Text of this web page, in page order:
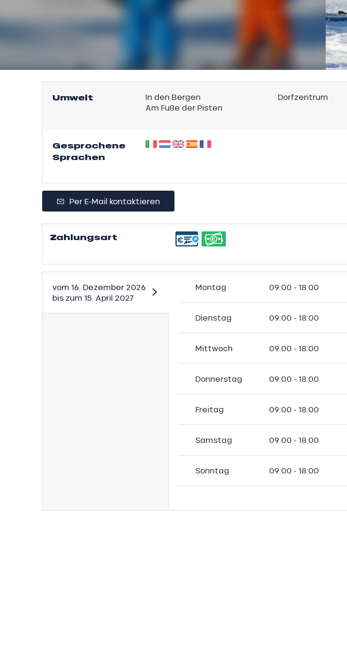
Glisse
Umwelt In den Bergen
Dorfzentrum
Am Fuße der Pisten
Gesprochene
Sprachen
Per E-Mail kontaktieren
Zahlungsart
vom 16. Dezember 2026
bis zum 15. April 2027
Montag 09:00 - 18:00
Dienstag 09:00 - 18:00
Mittwoch 09:00 - 18:00
Donnerstag 09:00 - 18:00
Freitag 09:00 - 18:00
Samstag 09:00 - 18:00
Sonntag 09:00 - 18:00